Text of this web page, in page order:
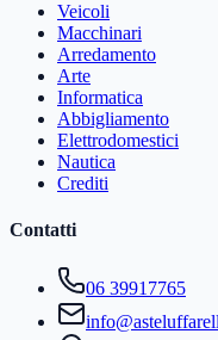
Veicoli
Macchinari
Arredamento
Arte
Informatica
Abbigliamento
Elettrodomestici
Nautica
Crediti
Contatti
06 39917765